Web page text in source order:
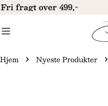
Gå
indhold
Fri fragt over 499,-
Hjem Nyeste Produkter